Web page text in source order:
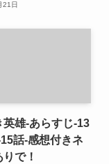
21日
英雄-あらすじ-13
話-感想付きネ
で！